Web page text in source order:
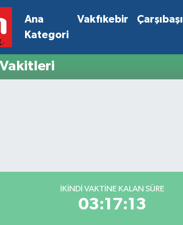
Ana
Kategori
Vakfıkebir Çarşıbaşı
İKINDI VAKTINE KALAN SÜRE
03:17:12